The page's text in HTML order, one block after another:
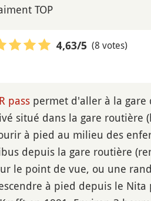
TOP
4,63/5 (8 votes)
pass permet d'aller à la gare
situé dans la gare routière
à pied au milieu des
depuis la gare routière
le point de vue, ou une
à pied depuis le